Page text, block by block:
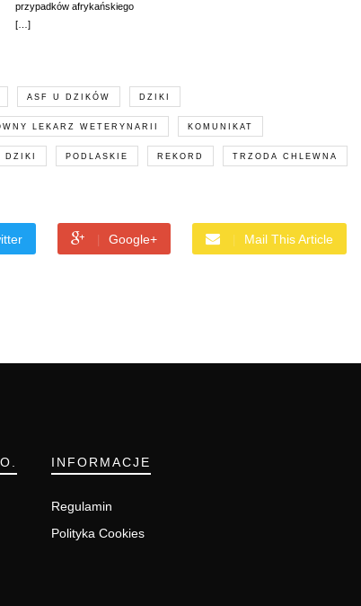
przypadków afrykańskiego
[…]
ASF U DZIKÓW DZIKI
LEKARZ WETERYNARII KOMUNIKAT
DZIKI PODLASKIE REKORD TRZODA CHLEWNA
Google+ Mail This Article
INFORMACJE
Regulamin
Polityka Cookies